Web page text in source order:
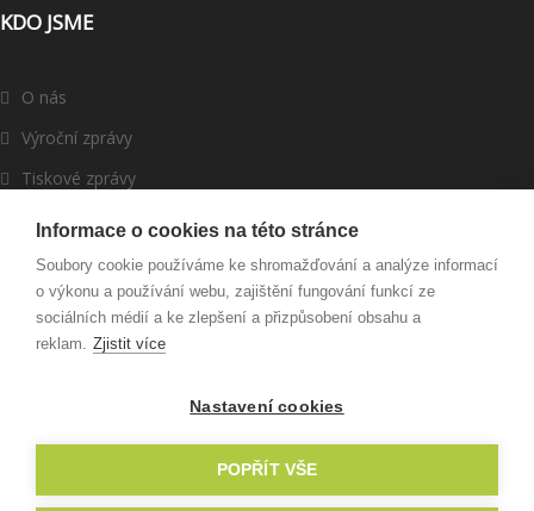
KDO JSME
O nás
Výroční zprávy
Tiskové zprávy
ROMEA v médiích
Dárci a partneři
Darujte
Informace o cookies na této stránce
Soubory cookie používáme ke shromažďování a analýze informací
o výkonu a používání webu, zajištění fungování funkcí ze
sociálních médií a ke zlepšení a přizpůsobení obsahu a
reklam. Zjistit více
Nastavení cookies
POPŘÍT VŠE